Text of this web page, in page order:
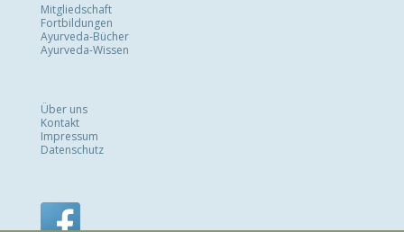
Mitgliedschaft
Fortbildungen
Ayurveda-Bücher
Ayurveda-Wissen
Über uns
Kontakt
Impressum
Datenschutz